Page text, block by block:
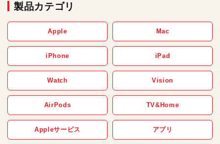
製品カテゴリ
Apple Mac
iPhone iPad
Watch Vision
AirPods TV&Home
Appleサービス アプリ